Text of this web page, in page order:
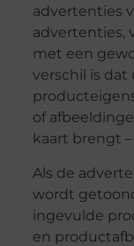
advertenties
advertenties,
met een
verschil is dat
of
kaart brengt
Als de
wordt
ingevulde
en